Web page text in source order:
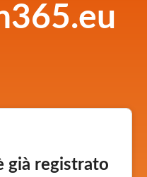
già registrato